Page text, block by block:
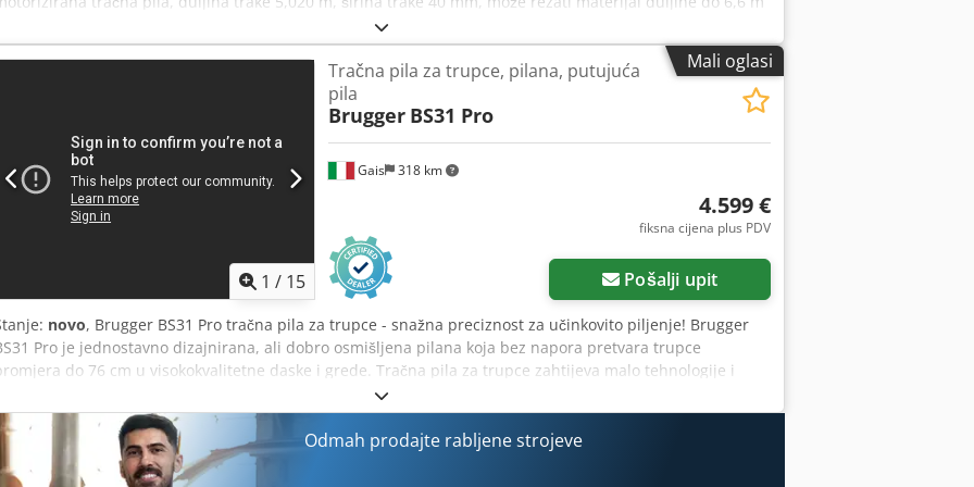
i promjera do 50 cm. Dedpfxezrw Uaj Al Ieck Uređaj ima potpunu hidrauličku opremu, uređaj za okretanje
trupaca, te kompletan set dodatne opreme.
Mali oglasi
1 / 15
Gais 318 km
Tračna pila za trupce, pilana, putujuća
pila
Brugger BS31 Pro
4.599 €
fiksna cijena plus PDV
Pošalji upit
novo, Brugger BS31 Pro tračna pila za trupce - snažna preciznost za učinkovito piljenje! Brugger
Pro je jednostavno dizajnirana, ali dobro osmišljena pilana koja bez napora pretvara trupce
do 76 cm u visokokvalitetne daske i grede. Tračna pila za trupce zahtijeva malo tehnologije i
stoga je jednostavna za korištenje i zahtijeva malo održavanja. BS31 Pro ima električno podešavanje
digitalni prikaz visine, podesivu vodilicu noža i mnoga druga poboljšanja koja olakšavaju rad.
podaci: - 76 cm promjera debla - Benzinski motor 14KS ili elektromotor 7,5kW - električno
visine - digitalni prikaz nadmorske visine - podesiva vodilica noža Standardna verzija pilane
Odmah prodajte rabljene strojeve